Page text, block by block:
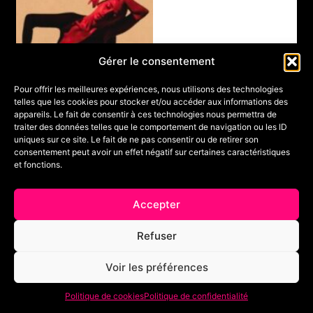
Gérer le consentement
Pour offrir les meilleures expériences, nous utilisons des technologies
telles que les cookies pour stocker et/ou accéder aux informations des
appareils. Le fait de consentir à ces technologies nous permettra de
traiter des données telles que le comportement de navigation ou les ID
uniques sur ce site. Le fait de ne pas consentir ou de retirer son
consentement peut avoir un effet négatif sur certaines caractéristiques
et fonctions.
Accepter
Refuser
Voir les préférences
Politique de cookiesPolitique de confidentialité
AMS
MER
INTE
NSI
VE
BIA
RRIT
mpora
n’jazz,
édiaire
V
e